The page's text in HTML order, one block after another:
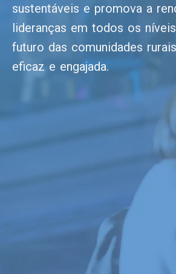
sustentáveis e promova a
lideranças em todos os
futuro das comunidades
eficaz e engajada.